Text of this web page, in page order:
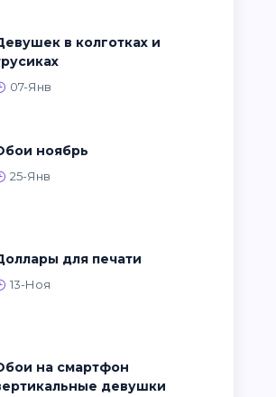
и
07-Янв
Обои ноябрь
25-Янв
Доллары для печати
13-Ноя
девушки